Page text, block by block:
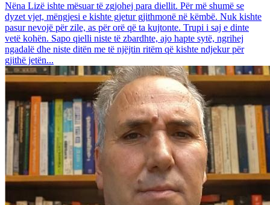
Nëna Lizë ishte mësuar të zgjohej para diellit. Për më shumë se
dyzet vjet, mëngjesi e kishte gjetur gjithmonë në këmbë. Nuk kishte
pasur nevojë për zile, as për orë që ta kujtonte. Trupi i saj e dinte
vetë kohën. Sapo qielli niste të zbardhte, ajo hapte sytë, ngrihej
ngadalë dhe niste ditën me të njëjtin ritëm që kishte ndjekur për
gjithë jetën...